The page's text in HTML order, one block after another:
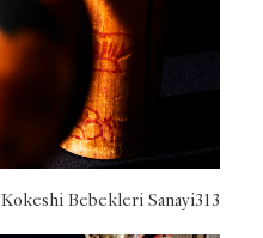
Kokeshi Bebekleri Sanayi313